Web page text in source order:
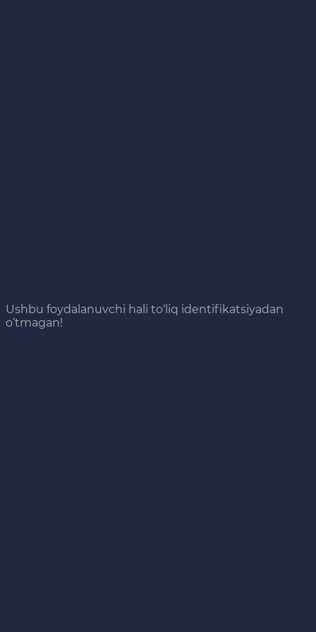
Ushbu foydalanuvchi hali to‘liq identifikatsiyadan
o‘tmagan!